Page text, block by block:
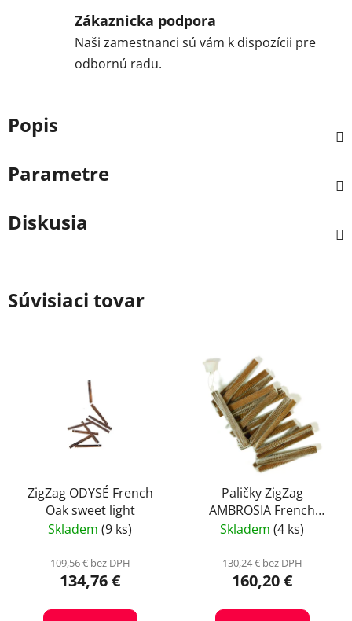
Zákaznicka podpora
Naši zamestnanci sú vám k dispozícii pre
odbornú radu.
Popis
Parametre
Diskusia
Súvisiaci tovar
ZigZag ODYSÉ French
Oak sweet light
Skladem (9 ks)
109,56 € bez DPH
134,76 €
Paličky ZigZag
AMBROSIA French
Complex boost
Skladem (4 ks)
130,24 € bez DPH
160,20 €